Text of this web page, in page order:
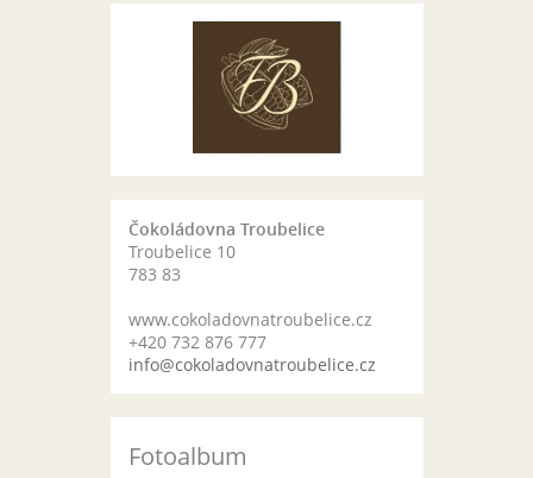
Čokoládovna Troubelice
Troubelice 10
783 83
www.cokoladovnatroubelice.cz
+420 732 876 777
info@cokoladovnatroubelice.cz
Fotoalbum